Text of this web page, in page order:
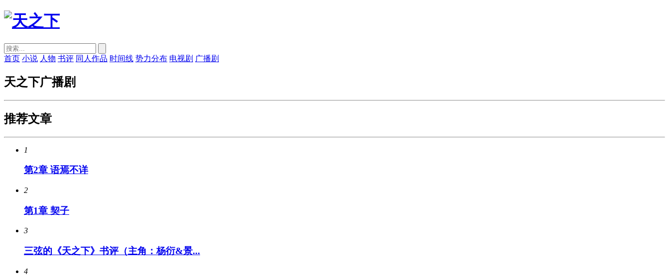
首页 小说 人物 书评 同人作品 时间线 势力分布 电视剧 广播剧
天之下广播剧
推荐文章
1
第2章 语焉不详
2
第1章 契子
3
三弦的《天之下》书评（主角：杨衍&景...
4